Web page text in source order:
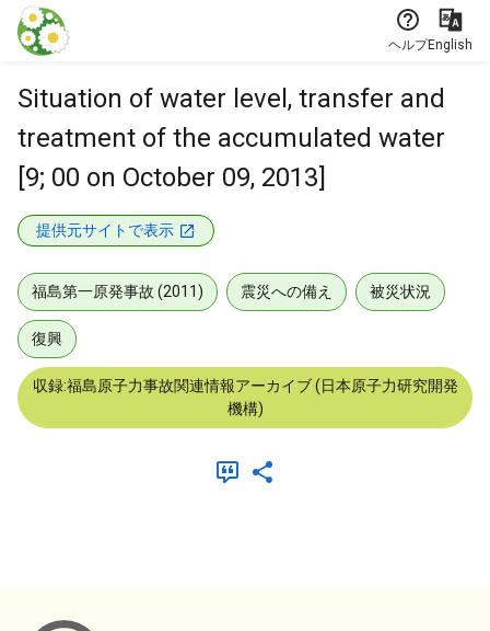
本文に飛ぶ
ヘルプEnglish
Situation of water level, transfer and
treatment of the accumulated water
[9; 00 on October 09, 2013]
提供元サイトで表示
福島第一原発事故 (2011) 震災への備え 被災状況
復興
収録:福島原子力事故関連情報アーカイブ (日本原子力研究開発
機構)